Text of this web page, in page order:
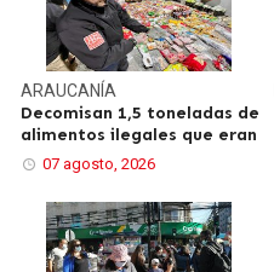
ARAUCANÍA
Decomisan 1,5 toneladas de
alimentos ilegales que eran
07 agosto, 2026